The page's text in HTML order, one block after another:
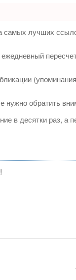
самых лучших
нужно обратить
в десятки раз, а